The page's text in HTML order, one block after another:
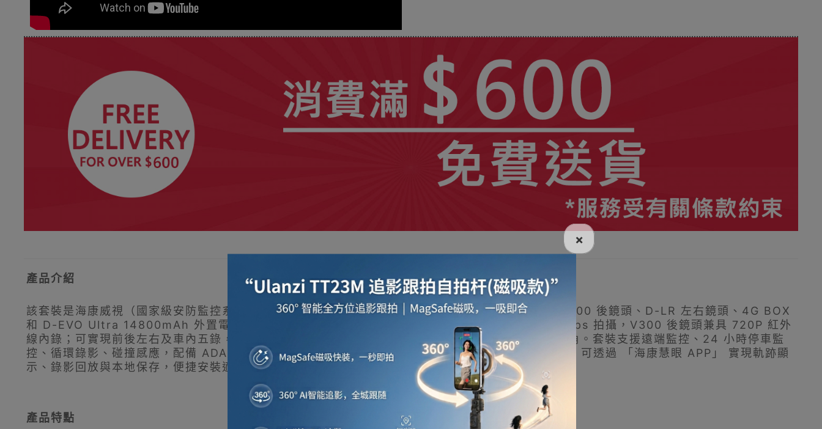
產品介紹
該套裝是海康威視（國家級安防監控系統提供者）推出的全方位車載監控方案，含 G2 PRO 主機、V300 後鏡頭、D-LR 左右鏡頭、4G BOX
和 D-EVO Ultra 14800mAh 外置電池。主機支援 4K 前錄，後錄達 1080P，左右鏡頭 1080P 30fps 拍攝，V300 後鏡頭兼具 720P 紅外
線內錄；可實現前後左右及車內五錄，覆蓋前 135°、後 136°、左右 120° 視角，輕鬆覆蓋三車道視角。套裝支援遠端監控、24 小時停車監
控、循環錄影、碰撞感應，配備 ADAS 駕駛輔助與高清夜視功能，D-LR 搭配視覺化警示燈常亮提示。可透過 「海康慧眼 APP」 實現軌跡顯
示、錄影回放與本地保存，便捷安裝適配多款海康機型，為行車與停車安全提供全面保障。
產品特點
×